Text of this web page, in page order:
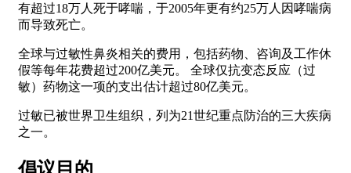
有超过18万人死于哮喘，于2005年更有约25万人因哮喘病
而导致死亡。
全球与过敏性鼻炎相关的费用，包括药物、咨询及工作休
假等每年花费超过200亿美元。 全球仅抗变态反应（过
敏）药物这一项的支出估计超过80亿美元。
过敏已被世界卫生组织，列为21世纪重点防治的三大疾病
之一。
倡议目的